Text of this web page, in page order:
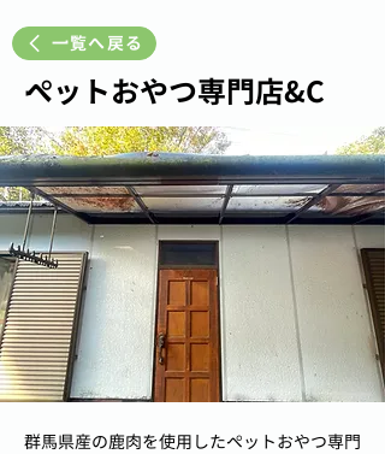
一覧へ戻る
ペットおやつ専門店&C
群馬県産の鹿肉を使用したペットおやつ専門